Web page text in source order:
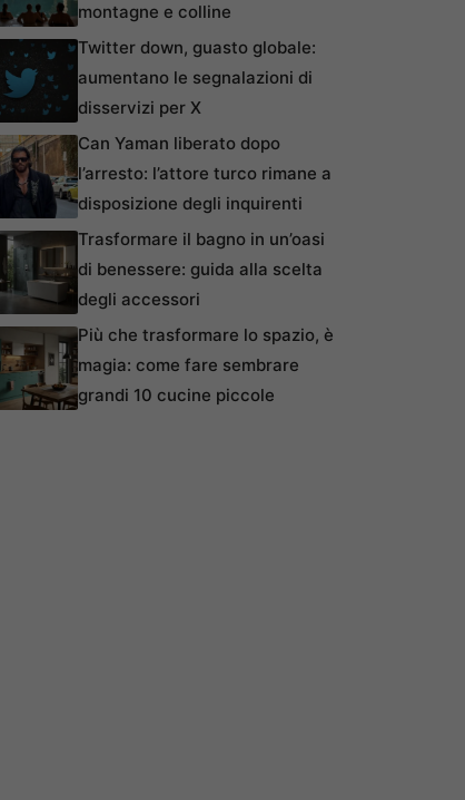
montagne e colline
Twitter down, guasto globale:
aumentano le segnalazioni di
disservizi per X
Can Yaman liberato dopo
l’arresto: l’attore turco rimane a
disposizione degli inquirenti
Trasformare il bagno in un’oasi
di benessere: guida alla scelta
degli accessori
Più che trasformare lo spazio, è
magia: come fare sembrare
grandi 10 cucine piccole